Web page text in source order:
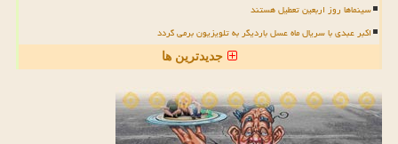
سینماها روز اربعین تعطیل هستند
اکبر عبدی با سریال ماه عسل باردیگر به تلویزیون برمی گردد
جدیدترین ها